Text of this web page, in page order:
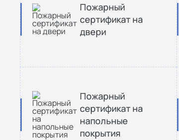
Пожарный
сертификат на
двери
Пожарный
сертификат на
напольные
покрытия